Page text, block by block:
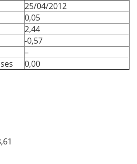
25/04/2012
0,05
2,44
-0,57
–
0,00